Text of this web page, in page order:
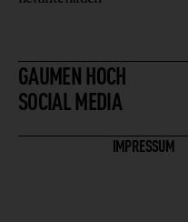
GAUMEN HOCH
SOCIAL MEDIA
IMPRESSUM